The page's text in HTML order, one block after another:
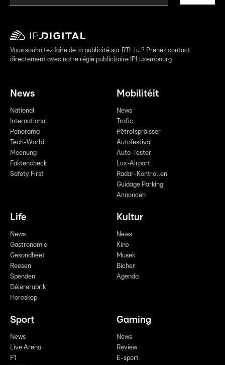
Vous souhaitez faire de la publicité sur RTL.lu ? Prenez contact
directement avec notre régie publicitaire IPLuxembourg
News
National
International
Panorama
Tech-World
Meenung
Faktencheck
Safety First
Mobilitéit
News
Trafic
Pëtrolspräisser
Autofestival
Auto-Tester
Lux-Airport
Radar-Kontrollen
Guidage Parking
Annoncen
Life
News
Gastronomie
Gesondheet
Reesen
Spenden
Déiererubrik
Horoskop
Kultur
News
Kino
Musek
Bicher
Agenda
Sport
News
Live Arena
F1
Gaming
News
Review
E-sport